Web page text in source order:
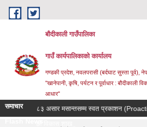
Skip to main content
बौदीकाली गाउँपालिका
गाउँ कार्यपालिकाको कार्यालय
गण्डकी प्रदेश, नवलपरासी (बर्दघाट सुस्ता पूर्व),
"खानेपानी, कृषि, पर्यटन र पूर्वाधार : बौदीकाली
आधार"
समाचार
२०८३ असार मसान्तसम्म स्वत प्रकाशन (Proactive